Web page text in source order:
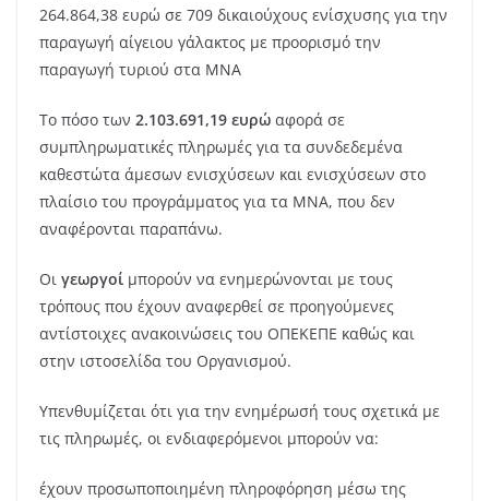
264.864,38 ευρώ σε 709 δικαιούχους ενίσχυσης για την
παραγωγή αίγειου γάλακτος με προορισμό την
παραγωγή τυριού στα ΜΝΑ
Το πόσο των 2.103.691,19 ευρώ αφορά σε
συμπληρωματικές πληρωμές για τα συνδεδεμένα
καθεστώτα άμεσων ενισχύσεων και ενισχύσεων στο
πλαίσιο του προγράμματος για τα ΜΝΑ, που δεν
αναφέρονται παραπάνω.
Οι γεωργοί μπορούν να ενημερώνονται με τους
τρόπους που έχουν αναφερθεί σε προηγούμενες
αντίστοιχες ανακοινώσεις του ΟΠΕΚΕΠΕ καθώς και
στην ιστοσελίδα του Οργανισμού.
Υπενθυμίζεται ότι για την ενημέρωσή τους σχετικά με
τις πληρωμές, οι ενδιαφερόμενοι μπορούν να:
έχουν προσωποποιημένη πληροφόρηση μέσω της